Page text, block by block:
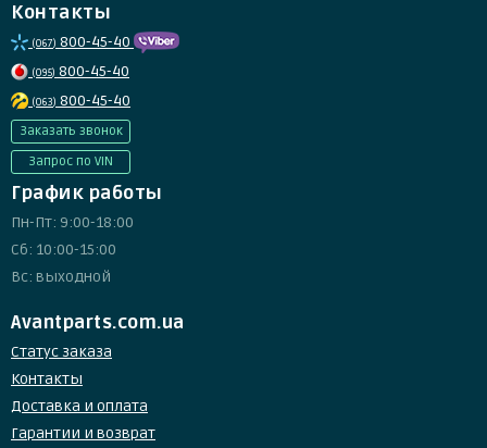
Контакты
(067) 800-45-40
(095) 800-45-40
(063) 800-45-40
Заказать звонок
Запрос по VIN
График работы
Пн-Пт: 9:00-18:00
Сб: 10:00-15:00
Вс: выходной
Avantparts.com.ua
Статус заказа
Контакты
Доставка и оплата
Гарантии и возврат